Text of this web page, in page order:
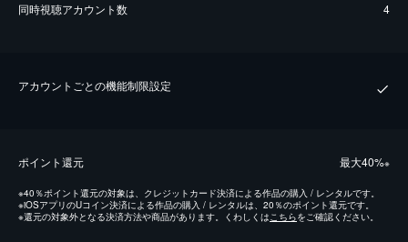
同時視聴アカウント数 4
アカウントごとの機能制限設定
ポイント還元 最⼤40%※
※40％ポイント還元の対象は、クレジットカード決済による作品の購入 / レンタルです。
※iOSアプリのUコイン決済による作品の購入 / レンタルは、20％のポイント還元です。
※還元の対象外となる決済方法や商品があります。くわしくはこちらをご確認ください。